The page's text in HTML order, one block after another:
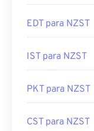
EDT para NZST
IST para NZST
PKT para NZST
CST para NZST